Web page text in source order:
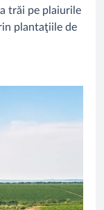
trăi pe plaiurile
plantaţiile de